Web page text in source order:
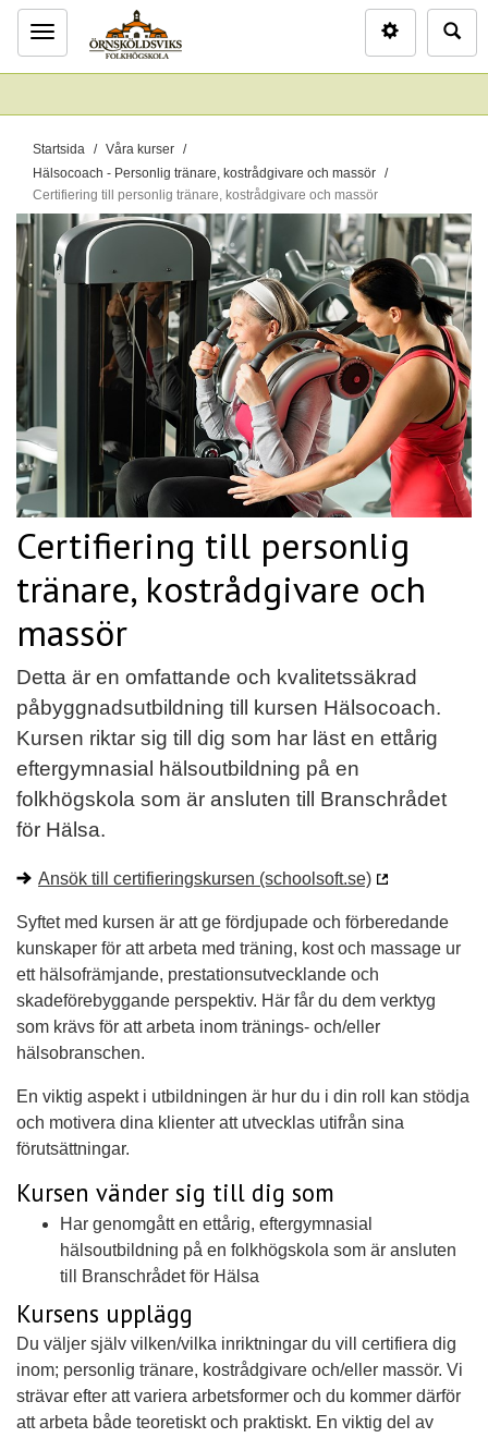
Meny
D
u
ä
r
ä
r
Startsida
Våra kurser
Hälsocoach - Personlig tränare, kostrådgivare och massör
Certifiering till personlig tränare, kostrådgivare och massör
Certifiering till personlig
tränare, kostrådgivare och
massör
Detta är en omfattande och kvalitetssäkrad
påbyggnadsutbildning till kursen Hälsocoach.
Kursen riktar sig till dig som har läst en ettårig
eftergymnasial hälsoutbildning på en
folkhögskola som är ansluten till Branschrådet
för Hälsa.
Ansök till certifieringskursen (schoolsoft.se)
Syftet med kursen är att ge fördjupade och förberedande
kunskaper för att arbeta med träning, kost och massage ur
ett hälsofrämjande, prestationsutvecklande och
skadeförebyggande perspektiv. Här får du dem verktyg
som krävs för att arbeta inom tränings- och/eller
hälsobranschen.
En viktig aspekt i utbildningen är hur du i din roll kan stödja
och motivera dina klienter att utvecklas utifrån sina
förutsättningar.
Kursen vänder sig till dig som
Har genomgått en ettårig, eftergymnasial
hälsoutbildning på en folkhögskola som är ansluten
till Branschrådet för Hälsa
Kursens upplägg
Du väljer själv vilken/vilka inriktningar du vill certifiera dig
inom; personlig tränare, kostrådgivare och/eller massör. Vi
strävar efter att variera arbetsformer och du kommer därför
att arbeta både teoretiskt och praktiskt. En viktig del av